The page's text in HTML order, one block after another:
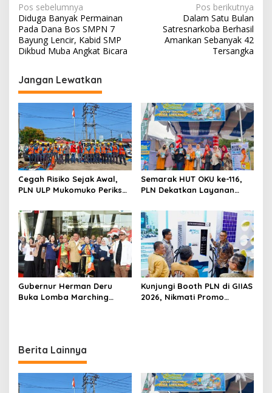
N
a
v
g
a
s
i
p
o
s
Pos sebelumnya
Diduga Banyak Permainan
Pada Dana Bos SMPN 7
Bayung Lencir, Kabid SMP
Dikbud Muba Angkat Bicara
Pos berikutnya
Dalam Satu Bulan
Satresnarkoba Berhasil
Amankan Sebanyak 42
Tersangka
Jangan Lewatkan
Cegah Risiko Sejak Awal,
PLN ULP Mukomuko Periksa
secara Rutin
Semarak HUT OKU ke-116,
PLN Dekatkan Layanan
Mobile 2026
Gubernur Herman Deru
Buka Lomba Marching
Kunjungi Booth PLN di GIIAS
2026, Nikmati Promo
Berita Lainnya